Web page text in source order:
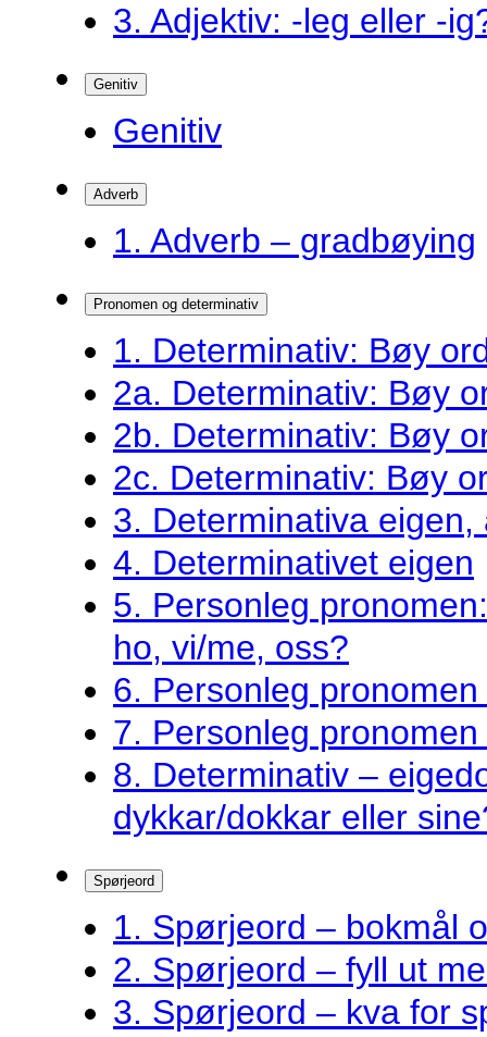
3. Adjektiv: -leg eller -
Genitiv
Genitiv
Adverb
1. Adverb – gradbøying
Pronomen og determinativ
1. Determinativ: Bøy
2a. Determinativ: Bøy
2b. Determinativ: Bøy
2c. Determinativ: Bøy
3. Determinativa
4. Determinativet eigen
5. Personleg
ho, vi/me, oss?
6. Personleg
7. Personleg
8. Determinativ –
dykkar/dokkar eller
Spørjeord
1. Spørjeord – bokmål
2. Spørjeord – fyll ut
3. Spørjeord – kva for